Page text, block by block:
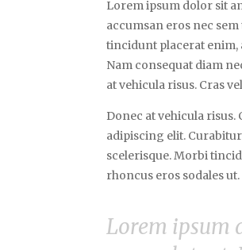
Lorem ipsum dolor sit
accumsan eros nec
tincidunt placerat enim,
Nam consequat diam
at vehicula risus. Cras
Donec at vehicula
adipiscing elit.
scelerisque. Morbi
rhoncus eros sodales ut.
Lorem ipsum